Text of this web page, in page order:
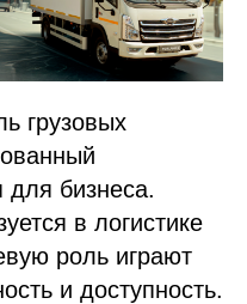
грузовых
для бизнеса.
в логистике
роль играют
и доступность.